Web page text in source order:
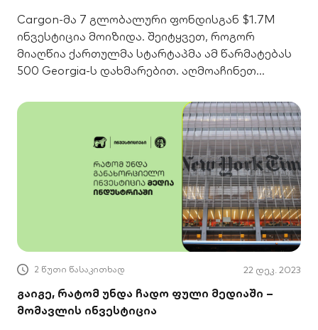
Cargon-მა 7 გლობალური ფონდისგან $1.7M
ინვესტიცია მოიზიდა. შეიტყვეთ, როგორ
მიაღწია ქართულმა სტარტაპმა ამ წარმატებას
500 Georgia-ს დახმარებით. აღმოაჩინეთ
2 წუთი წასაკითხად 22 დეკ. 2023
გაიგე, რატომ უნდა ჩადო ფული მედიაში –
მომავლის ინვესტიცია